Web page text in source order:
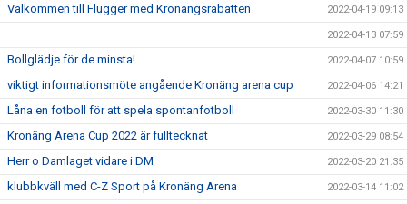
Välkommen till Flügger med Kronängsrabatten 2022-04-19 09:13
2022-04-13 07:59
Bollglädje för de minsta! 2022-04-07 10:59
viktigt informationsmöte angående Kronäng arena cup 2022-04-06 14:21
Låna en fotboll för att spela spontanfotboll 2022-03-30 11:30
Kronäng Arena Cup 2022 är fulltecknat 2022-03-29 08:54
Herr o Damlaget vidare i DM 2022-03-20 21:35
klubbkväll med C-Z Sport på Kronäng Arena 2022-03-14 11:02